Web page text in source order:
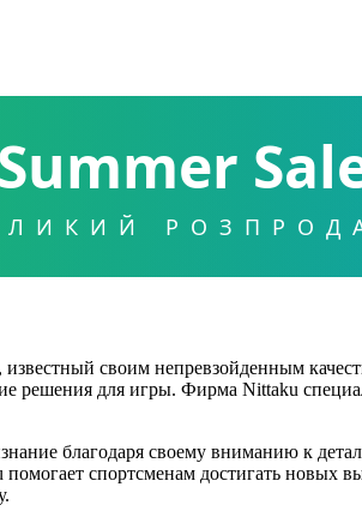
Summer
своим непревзойденным
для игры. Фирма Nittaku
благодаря своему вниманию к
спортсменам достигать новых